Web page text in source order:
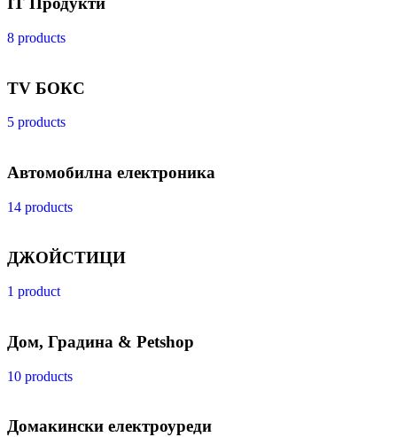
8 products
TV БОКС
5 products
Автомобилна електроника
14 products
ДЖОЙСТИЦИ
1 product
Дом, Градина & Petshop
10 products
Домакински електроуреди